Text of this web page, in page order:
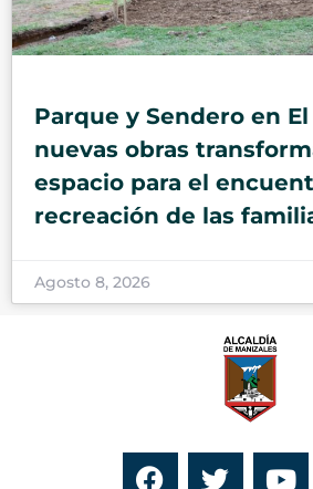
Parque y Sendero en
nuevas obras
espacio para el
recreación de las
Agosto 8, 2026